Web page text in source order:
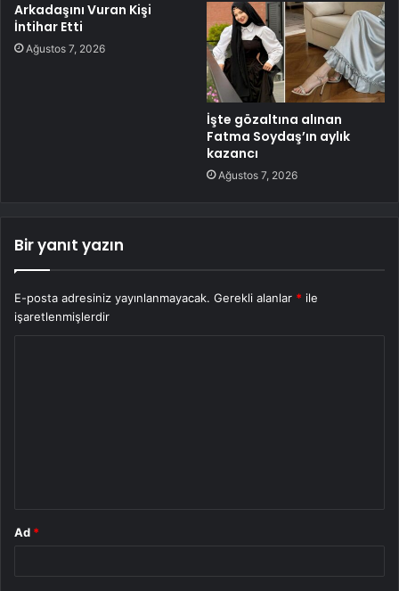
Arkadaşını Vuran Kişi
İntihar Etti
Ağustos 7, 2026
İşte gözaltına alınan
Fatma Soydaş’ın aylık
kazancı
Ağustos 7, 2026
Bir yanıt yazın
E-posta adresiniz yayınlanmayacak. Gerekli alanlar * ile
işaretlenmişlerdir
Ad *